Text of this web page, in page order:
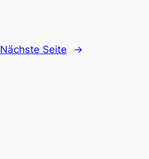
Nächste Seite →